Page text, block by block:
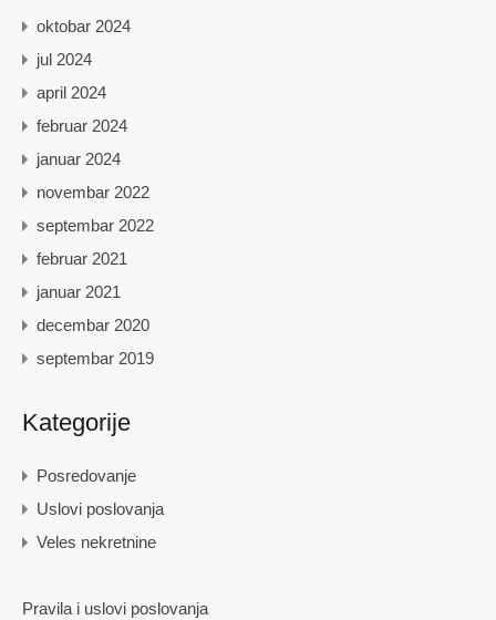
oktobar 2024
jul 2024
april 2024
februar 2024
januar 2024
novembar 2022
septembar 2022
februar 2021
januar 2021
decembar 2020
septembar 2019
Kategorije
Posredovanje
Uslovi poslovanja
Veles nekretnine
Pravila i uslovi poslovanja